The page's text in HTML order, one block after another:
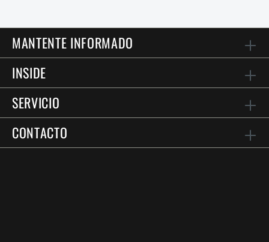
MANTENTE INFORMADO
INSIDE
SERVICIO
CONTACTO